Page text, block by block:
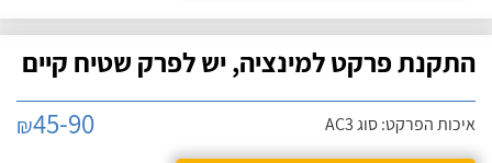
התקנת פרקט למינציה, יש לפרק שטיח קיים
איכות הפרקט: סוג AC3 ₪45-90